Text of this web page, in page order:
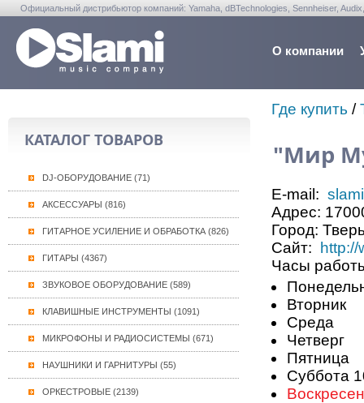
Официальный дистрибьютор компаний: Yamaha, dBTechnologies, Sennheiser,
О компании
КАТАЛОГ ТОВАРОВ
DJ-ОБОРУДОВАНИЕ (71)
АКСЕССУАРЫ (816)
ГИТАРНОЕ УСИЛЕНИЕ И ОБРАБОТКА (826)
ГИТАРЫ (4367)
ЗВУКОВОЕ ОБОРУДОВАНИЕ (589)
КЛАВИШНЫЕ ИНСТРУМЕНТЫ (1091)
МИКРОФОНЫ И РАДИОСИСТЕМЫ (671)
НАУШНИКИ И ГАРНИТУРЫ (55)
ОРКЕСТРОВЫЕ (2139)
Где купить /
"Мир
E-mail:
Адрес:
Город:
Сайт:
http://
Часы
Вторник
Среда
Четверг
Пятница
Суббота